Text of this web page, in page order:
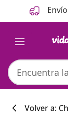
Anterior
Siguiente
Volver a: